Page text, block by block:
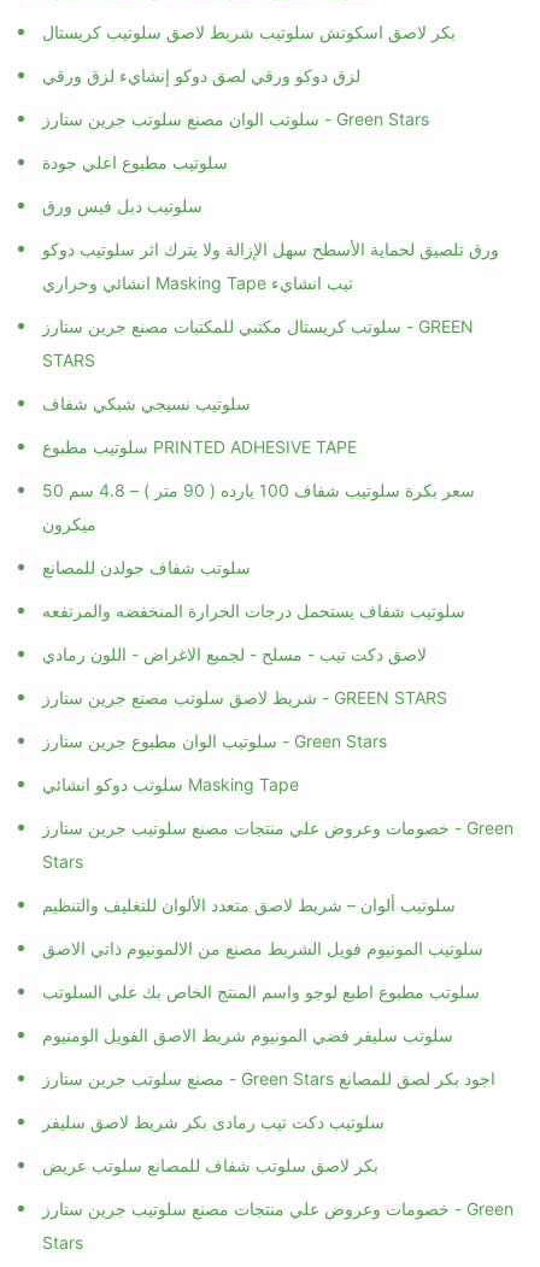
بكر لاصق اسكوتش سلوتيب شريط لاصق سلوتيب كريستال
لزق دوكو ورقي لصق دوكو إنشايء لزق ورقي
سلوتب الوان مصنع سلوتب جرين ستارز - Green Stars
سلوتيب مطبوع اعلي جودة
سلوتيب دبل فيس ورق
ورق تلصيق لحماية الأسطح سهل الإزالة ولا يترك اثر سلوتيب دوكو
انشائي وحراري Masking Tape تيب انشايء
سلوتب كريستال مكتبي للمكتبات مصنع جرين ستارز - GREEN
STARS
سلوتيب نسيجي شبكي شفاف
سلوتيب مطبوع PRINTED ADHESIVE TAPE
سعر بكرة سلوتيب شفاف 100 يارده ( 90 متر ) – 4.8 سم 50
ميكرون
سلوتب شفاف جولدن للمصانع
سلوتيب شفاف يستحمل درجات الحرارة المنخفضه والمرتفعه
لاصق دكت تيب - مسلح - لجميع الاغراض - اللون رمادي
شريط لاصق سلوتب مصنع جرين ستارز - GREEN STARS
سلوتيب الوان مطبوع جرين ستارز - Green Stars
سلوتب دوكو انشائي Masking Tape
خصومات وعروض علي منتجات مصنع سلوتيب جرين ستارز - Green
Stars
سلوتيب ألوان – شريط لاصق متعدد الألوان للتغليف والتنظيم
سلوتيب المونيوم فويل الشريط مصنع من الالمونيوم ذاتي الاصق
سلوتب مطبوع اطبع لوجو واسم المنتج الخاص بك علي السلوتب
سلوتب سليفر فضي المونيوم شريط الاصق الفويل الومنيوم
مصنع سلوتب جرين ستارز - Green Stars اجود بكر لصق للمصانع
سلوتيب دكت تيب رمادى بكر شريط لاصق سليفر
بكر لاصق سلوتب شفاف للمصانع سلوتب عريض
خصومات وعروض علي منتجات مصنع سلوتيب جرين ستارز - Green
Stars